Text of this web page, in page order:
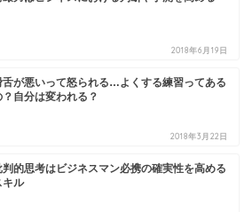
2018年6月19日
舌が悪いって怒られる…よくする練習ってある
？自分は変われる？
2018年3月22日
判的思考はビジネスマン必携の確実性を高める
キル